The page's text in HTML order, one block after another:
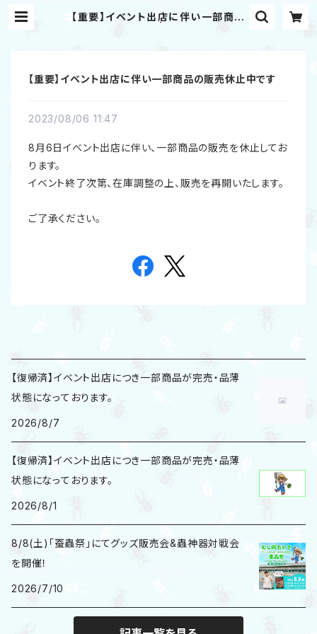
【重要】イベント出店に伴い一部商品
【重要】イベント出店に伴い一部商品の販売休止中です
2023/08/06 11:47
8月6日イベント出店に伴い、一部商品の販売を休止してお
ります。
イベント終了次第、在庫調整の上、販売を再開いたします。
ご了承ください。
【復帰済】イベント出店につき一部商品が完売・品薄
状態になっております。
2026/8/7
【復帰済】イベント出店につき一部商品が完売・品薄
状態になっております。
2026/8/1
8/8(土)「蚕蟲祭」にてグッズ販売会&蟲神器対戦会
を開催！
2026/7/10